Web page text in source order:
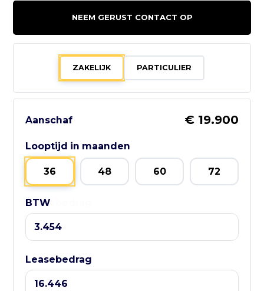
0252 - 532222
Bezoek website adverteerder
GebruikteAuto.NL:
📱 WhatsApp:
085-060 3662
📧 E-mail:
info@gebruikteauto.nl
🏢 KvK:
02092618
⏰ Openingstijden:
NEEM GERUST CONTACT OP
ZAKELIJK PARTICULIER
Aanschaf € 19.900
Looptijd in maanden
36 48 60 72
BTW
Leasebedrag
Leasebedrag